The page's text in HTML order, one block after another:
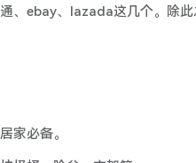
、ebay、lazada这几个。除
家必备。